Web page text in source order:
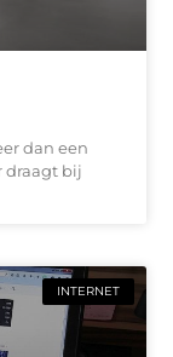
dan een
draagt bij
INTERNET